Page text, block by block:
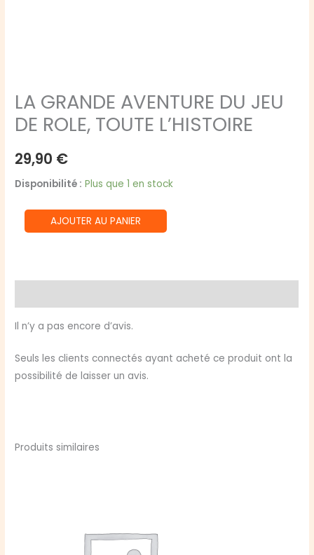
LA GRANDE AVENTURE DU JEU
DE ROLE, TOUTE L’HISTOIRE
29,90 €
Disponibilité : Plus que 1 en stock
quantité
de
DU
JEU
ROLE,
TOUTE
AJOUTER AU PANIER
Il n’y a pas encore d’avis.
Seuls les clients connectés ayant acheté ce produit ont la
possibilité de laisser un avis.
Produits similaires